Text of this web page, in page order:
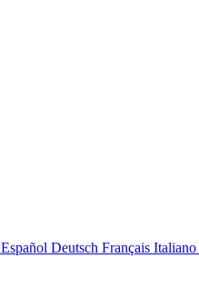
Español Deutsch Français Italiano